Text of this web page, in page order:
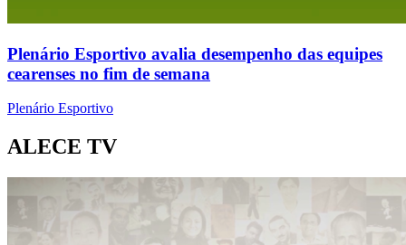
Plenário Esportivo avalia desempenho das equipes
cearenses no fim de semana
Plenário Esportivo
ALECE TV